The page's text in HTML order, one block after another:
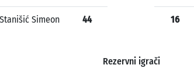
Stanišić Simeon 44 16
Rezervni igrači